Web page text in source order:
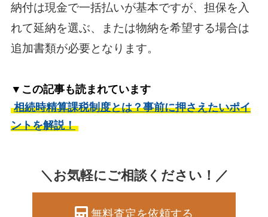
納付は現金で一括払いが基本ですが、担保を入
れて延納を選ぶ、または物納を希望する場合は
追加書類が必要となります。
▼この記事も読まれています
相続時精算課税制度とは？事前に押さえたいポイ
ントを解説！
＼お気軽にご相談ください！／
無料査定を依頼する